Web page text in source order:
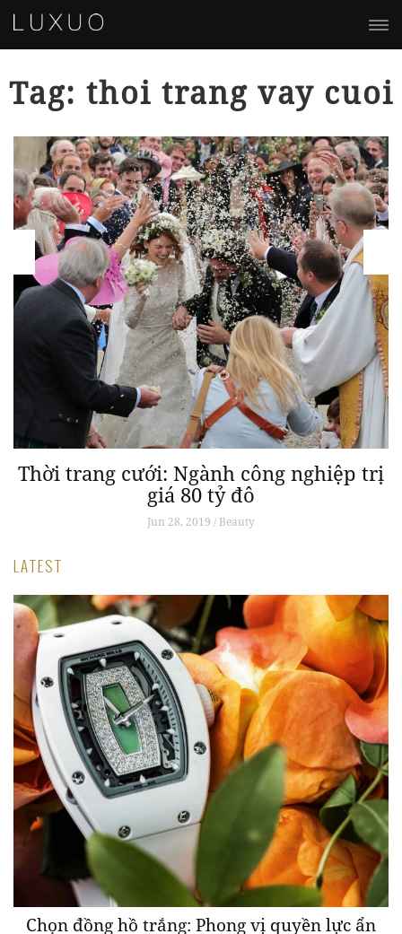
Tag: thoi trang vay cuoi
Thời trang cưới: Ngành công nghiệp trị
giá 80 tỷ đô
Jun 28, 2019 / Beauty
LATEST
Chọn đồng hồ trắng: Phong vị quyền lực ẩn